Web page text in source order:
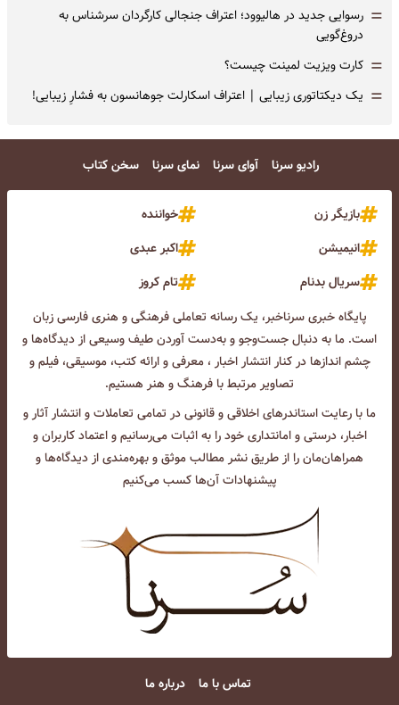
= رسوایی جدید در هالیوود؛ اعتراف جنجالی کارگردان سرشناس به
دروغ‌گویی
= کارت ویزیت لمینت چیست؟
= یک دیکتاتوری زیبایی | اعتراف اسکارلت جوهانسون به فشارِ زیبایی!
رادیو سرنا آوای سرنا نمای سرنا سخن کتاب
بازیگر زن
خواننده
انیمیشن
اکبر عبدی
سریال بدنام
تام کروز
پایگاه خبری سرناخبر، یک رسانه تعاملی فرهنگی و هنری فارسی زبان
است. ما به دنبال جست‌و‌جو و به‌دست آوردن طیف وسیعی از دیدگاه‌ها و
چشم انداز‌ها در کنار انتشار اخبار ، معرفی و ارائه کتب، موسیقی، فیلم و
تصاویر مرتبط با فرهنگ و هنر هستیم.
ما با رعایت استاندرهای اخلاقی و قانونی در تمامی تعاملات و انتشار آثار و
اخبار، درستی و امانتداری خود را به اثبات می‌رسانیم و اعتماد کاربران و
همراهان‌مان را از طریق نشر مطالب موثق و بهره‌مندی از دیدگاه‌ها و
پیشنهادات آن‌ها کسب می‌کنیم
تماس با ما درباره ما